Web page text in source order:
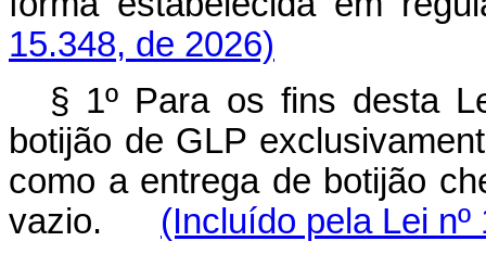
15.348, de 2026)
§ 1º Para os fins desta
botijão de GLP
como a entrega de botijão
vazio. (Incluído pela Lei